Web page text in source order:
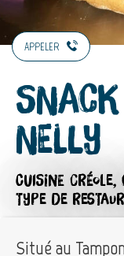
APPELER
Nelly
CUISINE CRÉOLE,
TYPE DE
Situé au